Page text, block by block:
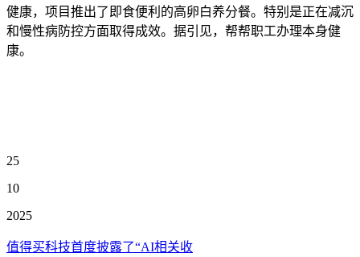
健康，项目推出了即食便利的高卵白养分餐。特别是正在减沉
和慢性病防控方面取得成效。据引见，帮帮职工办理本身健
康。
25
10
2025
值得买科技首度披露了“AI相关收